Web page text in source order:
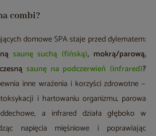
combi?
domowe SPA staje przed dylematem:
saunę suchą (fińską), mokrą/parową,
saunę na podczerwień (infrared)?
inne wrażenia i korzyści zdrowotne –
i hartowaniu organizmu, parowa
a infrared działa głęboko w
napięcia mięśniowe i poprawiając